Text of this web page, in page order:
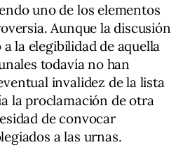
uno de los elementos
Aunque la discusión
la elegibilidad de aquella
todavía no han
invalidez de la lista
la proclamación de otra
de convocar
a las urnas.